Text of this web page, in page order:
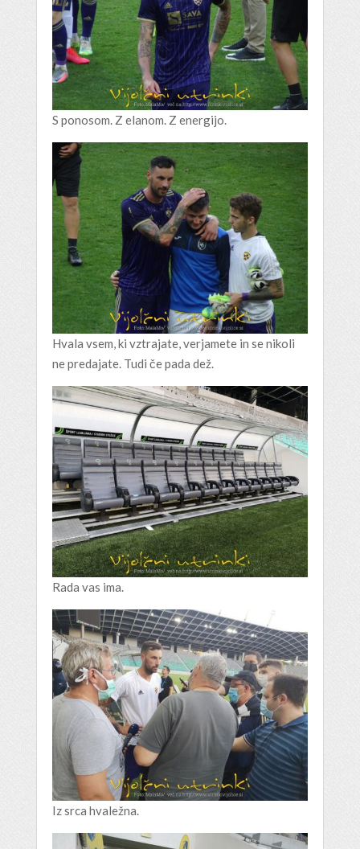
S ponosom. Z elanom. Z energijo.
Hvala vsem, ki vztrajate, verjamete in se nikoli
ne predajate. Tudi če pada dež.
Rada vas ima.
Iz srca hvaležna.